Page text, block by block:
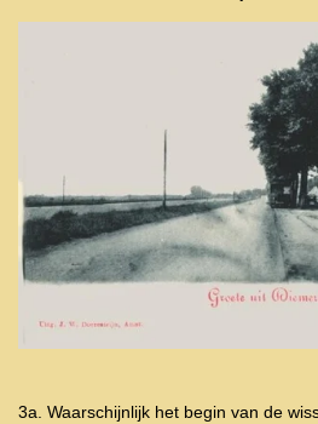
3a. Waarschijnlijk het begin van de